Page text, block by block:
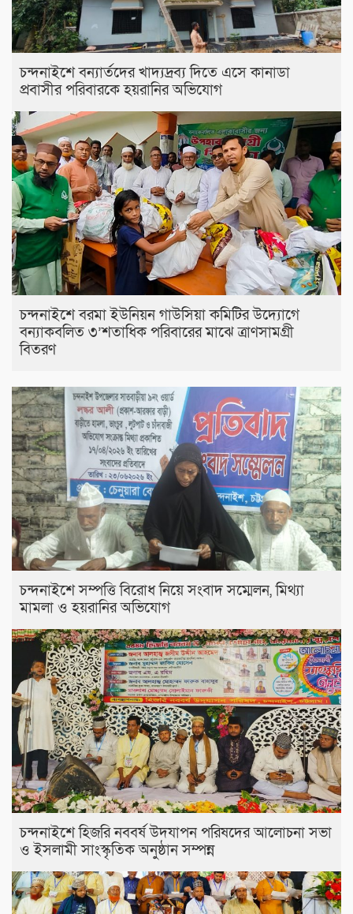
চন্দনাইশে বন্যার্তদের খাদ্যদ্রব্য দিতে এসে কানাডা
প্রবাসীর পরিবারকে হয়রানির অভিযোগ
চন্দনাইশে বরমা ইউনিয়ন গাউসিয়া কমিটির উদ্যোগে
বন্যাকবলিত ৩’শতাধিক পরিবারের মাঝে ত্রাণসামগ্রী
বিতরণ
চন্দনাইশে সম্পত্তি বিরোধ নিয়ে সংবাদ সম্মেলন, মিথ্যা
মামলা ও হয়রানির অভিযোগ
চন্দনাইশে হিজরি নববর্ষ উদযাপন পরিষদের আলোচনা সভা
ও ইসলামী সাংস্কৃতিক অনুষ্ঠান সম্পন্ন